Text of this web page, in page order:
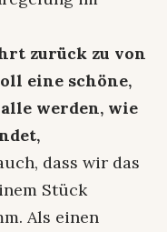
zurück zu von
eine schöne,
werden, wie
dass wir das
Stück
Als einen